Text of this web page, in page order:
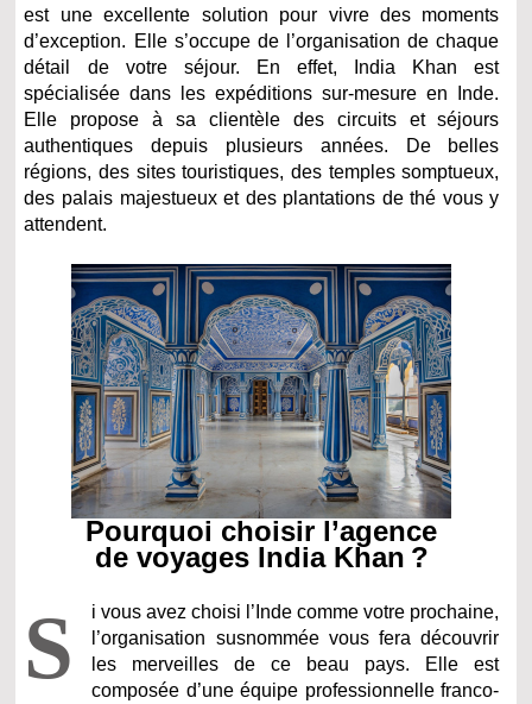
est une excellente solution pour vivre des moments
d’exception. Elle s’occupe de l’organisation de chaque
détail de votre séjour. En effet, India Khan est
spécialisée dans les expéditions sur-mesure en Inde.
Elle propose à sa clientèle des circuits et séjours
authentiques depuis plusieurs années. De belles
régions, des sites touristiques, des temples somptueux,
des palais majestueux et des plantations de thé vous y
attendent.
Pourquoi choisir l’agence
de voyages India Khan ?
S
i vous avez choisi l’Inde comme votre prochaine,
l’organisation susnommée vous fera découvrir
les merveilles de ce beau pays. Elle est
composée d’une équipe professionnelle franco-